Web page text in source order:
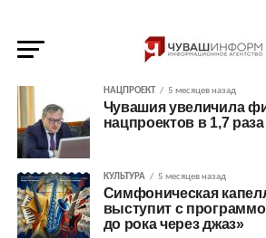
НАЦПРОЕКТ 5 месяцев назад
Чувашия увеличила
нацпроектов в 1,7 раза
КУЛЬТУРА 5 месяцев назад
Симфоническая
выступит с
до рока через джаз»